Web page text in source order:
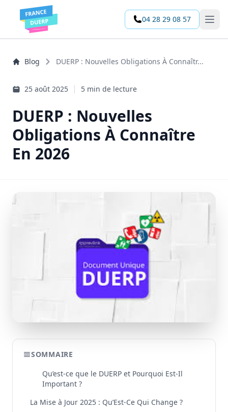
04 28 29 08 57
Blog DUERP : Nouvelles Obligations À Connaîtr...
25 août 2025 5 min de lecture
DUERP : Nouvelles
Obligations À Connaître
En 2026
SOMMAIRE
Qu’est-ce que le DUERP et Pourquoi Est-Il
Important ?
La Mise à Jour 2025 : Qu’Est-Ce Qui Change ?